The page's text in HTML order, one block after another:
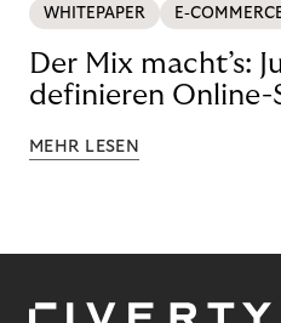
WHITEPAPER E-
Der Mix macht’s:
definieren Online-
MEHR LESEN